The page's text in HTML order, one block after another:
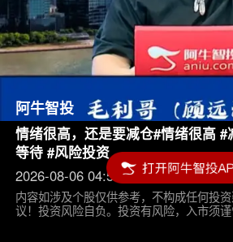
阿牛智投
情绪很高，还是要减仓#情绪很高 #
等待 #风险投资
2026-08-06 04:55
内容如涉及个股仅供参考，不构成任何投
议！投资风险自负。投资有风险，入市须谨